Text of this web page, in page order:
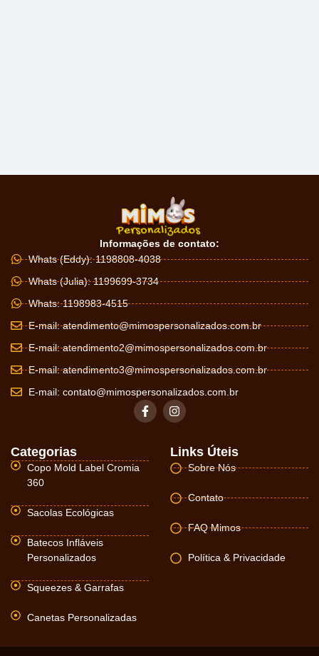
Informações de contato:
Whats (Eddy): 1198808-4038
Whats (Julia): 1199699-3734
Whats: 1198983-4515
E-mail:atendimento@mimospersonalizados.com.br
E-mail:atendimento2@mimospersonalizados.com.br
E-mail:atendimento3@mimospersonalizados.com.br
E-mail: contato@mimospersonalizados.com.br
Categorias
Copo Mold Label Cromia
360
Sacolas Ecológicas
Batecos Infláveis
Personalizados
Squeezes & Garrafas
Canetas Personalizadas
Links Úteis
Sobre Nós
Contato
FAQ Mimos
Política & Privacidade